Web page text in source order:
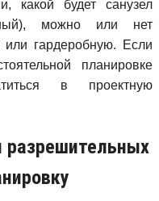
какой будет санузел
можно или нет
или гардеробную. Если
планировке
в проектную
разрешительных